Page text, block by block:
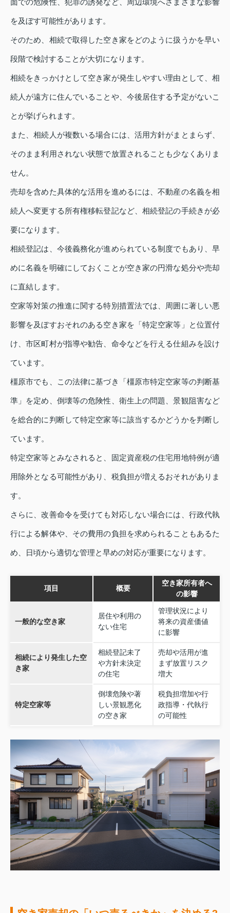
を及ぼす可能性があります。
そのため、相続で取得した空き家をどのように扱うかを早い
段階で検討することが大切になります。
相続をきっかけとして空き家が発生しやすい理由として、相
続人が遠方に住んでいることや、今後居住する予定がないこ
とが挙げられます。
また、相続人が複数いる場合には、活用方針がまとまらず、
そのまま利用されない状態で放置されることも少なくありま
せん。
売却を含めた具体的な活用を進めるには、不動産の名義を相
続人へ変更する所有権移転登記など、相続登記の手続きが必
要になります。
相続登記は、今後義務化が進められている制度でもあり、早
めに名義を明確にしておくことが空き家の円滑な処分や売却
に直結します。
空家等対策の推進に関する特別措置法では、周囲に著しい悪
影響を及ぼすおそれのある空き家を「特定空家等」と位置付
け、市区町村が指導や勧告、命令などを行える仕組みを設け
ています。
橿原市でも、この法律に基づき「橿原市特定空家等の判断基
準」を定め、倒壊等の危険性、衛生上の問題、景観阻害など
を総合的に判断して特定空家等に該当するかどうかを判断し
ています。
特定空家等とみなされると、固定資産税の住宅用地特例が適
用除外となる可能性があり、税負担が増えるおそれがありま
す。
さらに、改善命令を受けても対応しない場合には、行政代執
行による解体や、その費用の負担を求められることもあるた
め、日頃から適切な管理と早めの対応が重要になります。
項目 概要
空き家所有者へ
の影響
一般的な空き家
居住や利用の
ない住宅
管理状況により
将来の資産価値
に影響
相続により発生した空
き家
相続登記未了
や方針未決定
の住宅
売却や活用が進
まず放置リスク
増大
特定空家等
倒壊危険や著
しい景観悪化
の空き家
税負担増加や行
政指導・代執行
の可能性